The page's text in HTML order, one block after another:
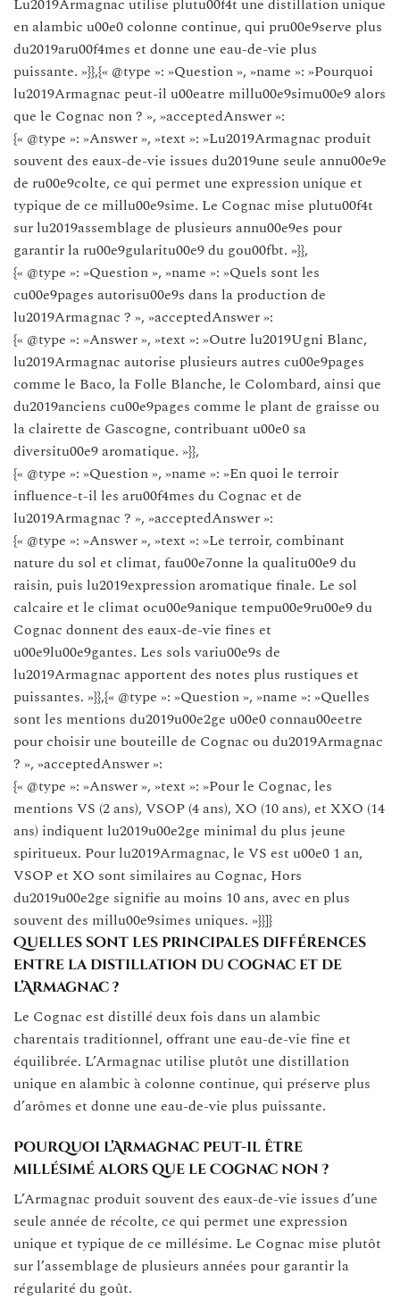
Lu2019Armagnac utilise plutu00f4t une distillation unique
en alambic u00e0 colonne continue, qui pru00e9serve plus
du2019aru00f4mes et donne une eau-de-vie plus
puissante. »}},{« @type »: »Question », »name »: »Pourquoi
lu2019Armagnac peut-il u00eatre millu00e9simu00e9 alors
que le Cognac non ? », »acceptedAnswer »:
{« @type »: »Answer », »text »: »Lu2019Armagnac produit
souvent des eaux-de-vie issues du2019une seule annu00e9e
de ru00e9colte, ce qui permet une expression unique et
typique de ce millu00e9sime. Le Cognac mise plutu00f4t
sur lu2019assemblage de plusieurs annu00e9es pour
garantir la ru00e9gularitu00e9 du gou00fbt. »}},
{« @type »: »Question », »name »: »Quels sont les
cu00e9pages autorisu00e9s dans la production de
lu2019Armagnac ? », »acceptedAnswer »:
{« @type »: »Answer », »text »: »Outre lu2019Ugni Blanc,
lu2019Armagnac autorise plusieurs autres cu00e9pages
comme le Baco, la Folle Blanche, le Colombard, ainsi que
du2019anciens cu00e9pages comme le plant de graisse ou
la clairette de Gascogne, contribuant u00e0 sa
diversitu00e9 aromatique. »}},
{« @type »: »Question », »name »: »En quoi le terroir
influence-t-il les aru00f4mes du Cognac et de
lu2019Armagnac ? », »acceptedAnswer »:
{« @type »: »Answer », »text »: »Le terroir, combinant
nature du sol et climat, fau00e7onne la qualitu00e9 du
raisin, puis lu2019expression aromatique finale. Le sol
calcaire et le climat ocu00e9anique tempu00e9ru00e9 du
Cognac donnent des eaux-de-vie fines et
u00e9lu00e9gantes. Les sols variu00e9s de
lu2019Armagnac apportent des notes plus rustiques et
puissantes. »}},{« @type »: »Question », »name »: »Quelles
sont les mentions du2019u00e2ge u00e0 connau00eetre
pour choisir une bouteille de Cognac ou du2019Armagnac
? », »acceptedAnswer »:
{« @type »: »Answer », »text »: »Pour le Cognac, les
mentions VS (2 ans), VSOP (4 ans), XO (10 ans), et XXO (14
ans) indiquent lu2019u00e2ge minimal du plus jeune
spiritueux. Pour lu2019Armagnac, le VS est u00e0 1 an,
VSOP et XO sont similaires au Cognac, Hors
du2019u00e2ge signifie au moins 10 ans, avec en plus
souvent des millu00e9simes uniques. »}}]}
Quelles sont les principales différences
entre la distillation du Cognac et de
l’Armagnac ?
Le Cognac est distillé deux fois dans un alambic
charentais traditionnel, offrant une eau-de-vie fine et
équilibrée. L’Armagnac utilise plutôt une distillation
unique en alambic à colonne continue, qui préserve plus
d’arômes et donne une eau-de-vie plus puissante.
Pourquoi l’Armagnac peut-il être
millésimé alors que le Cognac non ?
L’Armagnac produit souvent des eaux-de-vie issues d’une
seule année de récolte, ce qui permet une expression
unique et typique de ce millésime. Le Cognac mise plutôt
sur l’assemblage de plusieurs années pour garantir la
régularité du goût.